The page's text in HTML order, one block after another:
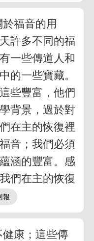
福音的用
許多不同的福
一些傳道人和
的一些寶藏。
些豐富，他們
背景，過於對
在主的恢復裡
音；我們必須
涵的豐富。感
們在主的恢復
康；這些傳